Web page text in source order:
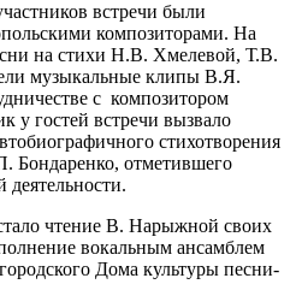
встречи были
композиторами. На
на стихи Н.В. Хмелевой, Т.В.
музыкальные клипы В.Я.
с композитором
у гостей встречи вызвало
стихотворения
Бондаренко, отметившего
деятельности.
чтение В. Нарыжной своих
вокальным ансамблем
Дома культуры песни-